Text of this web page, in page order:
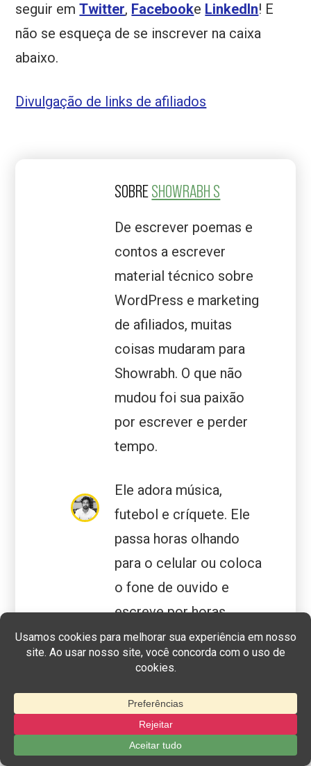
seguir emTwitter, Facebooke LinkedIn! E
não se esqueça de se inscrever na caixa
abaixo.
Divulgação de links de afiliados
SOBRESHOWRABH S
De escrever poemas e
contos a escrever
material técnico sobre
WordPress e marketing
de afiliados, muitas
coisas mudaram para
Showrabh. O que não
mudou foi sua paixão
por escrever e perder
tempo.
Ele adora música,
futebol e críquete. Ele
passa horas olhando
para o celular ou coloca
o fone de ouvido e
escreve por horas.
Quando não está
fazendo nenhuma
frequentemente
encontrado explicando
como alguém pode